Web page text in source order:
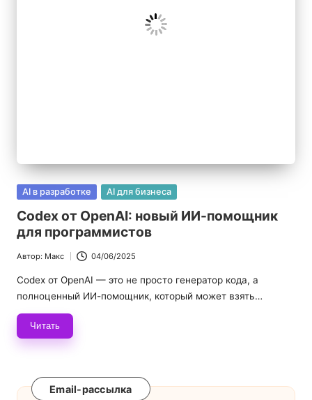
р
о
И
И
Опубликовано
AI в разработке AI для бизнеса
Codex от OpenAI: новый ИИ-помощник
для программистов
Запись
от
Автор: Макс 04/06/2025
Codex от OpenAI — это не просто генератор кода, а
полноценный ИИ-помощник, который может взять…
Читать
Email-рассылка